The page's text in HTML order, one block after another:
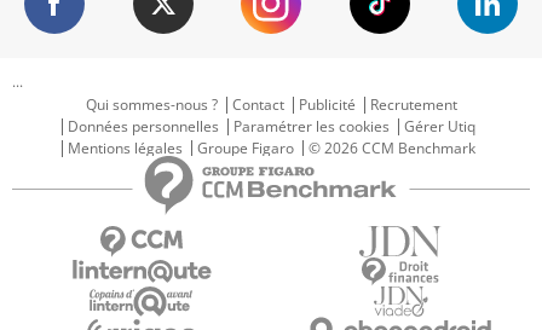
...
Qui sommes-nous ?
Contact Publicité
Recrutement
Données personnelles
Paramétrer les cookies
Gérer Utiq
Mentions légales
Groupe Figaro © 2026 CCM Benchmark